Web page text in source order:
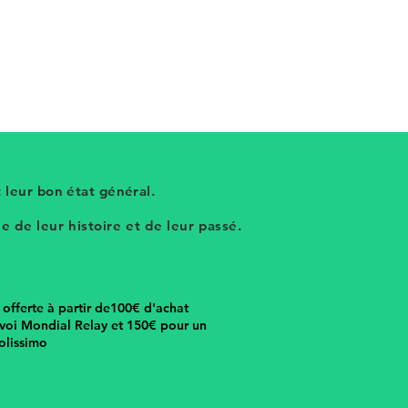
leur bon état général.
de leur histoire et de leur passé.
offerte à partir de100€ d'achat
Mondial Relay et 150€ pour un